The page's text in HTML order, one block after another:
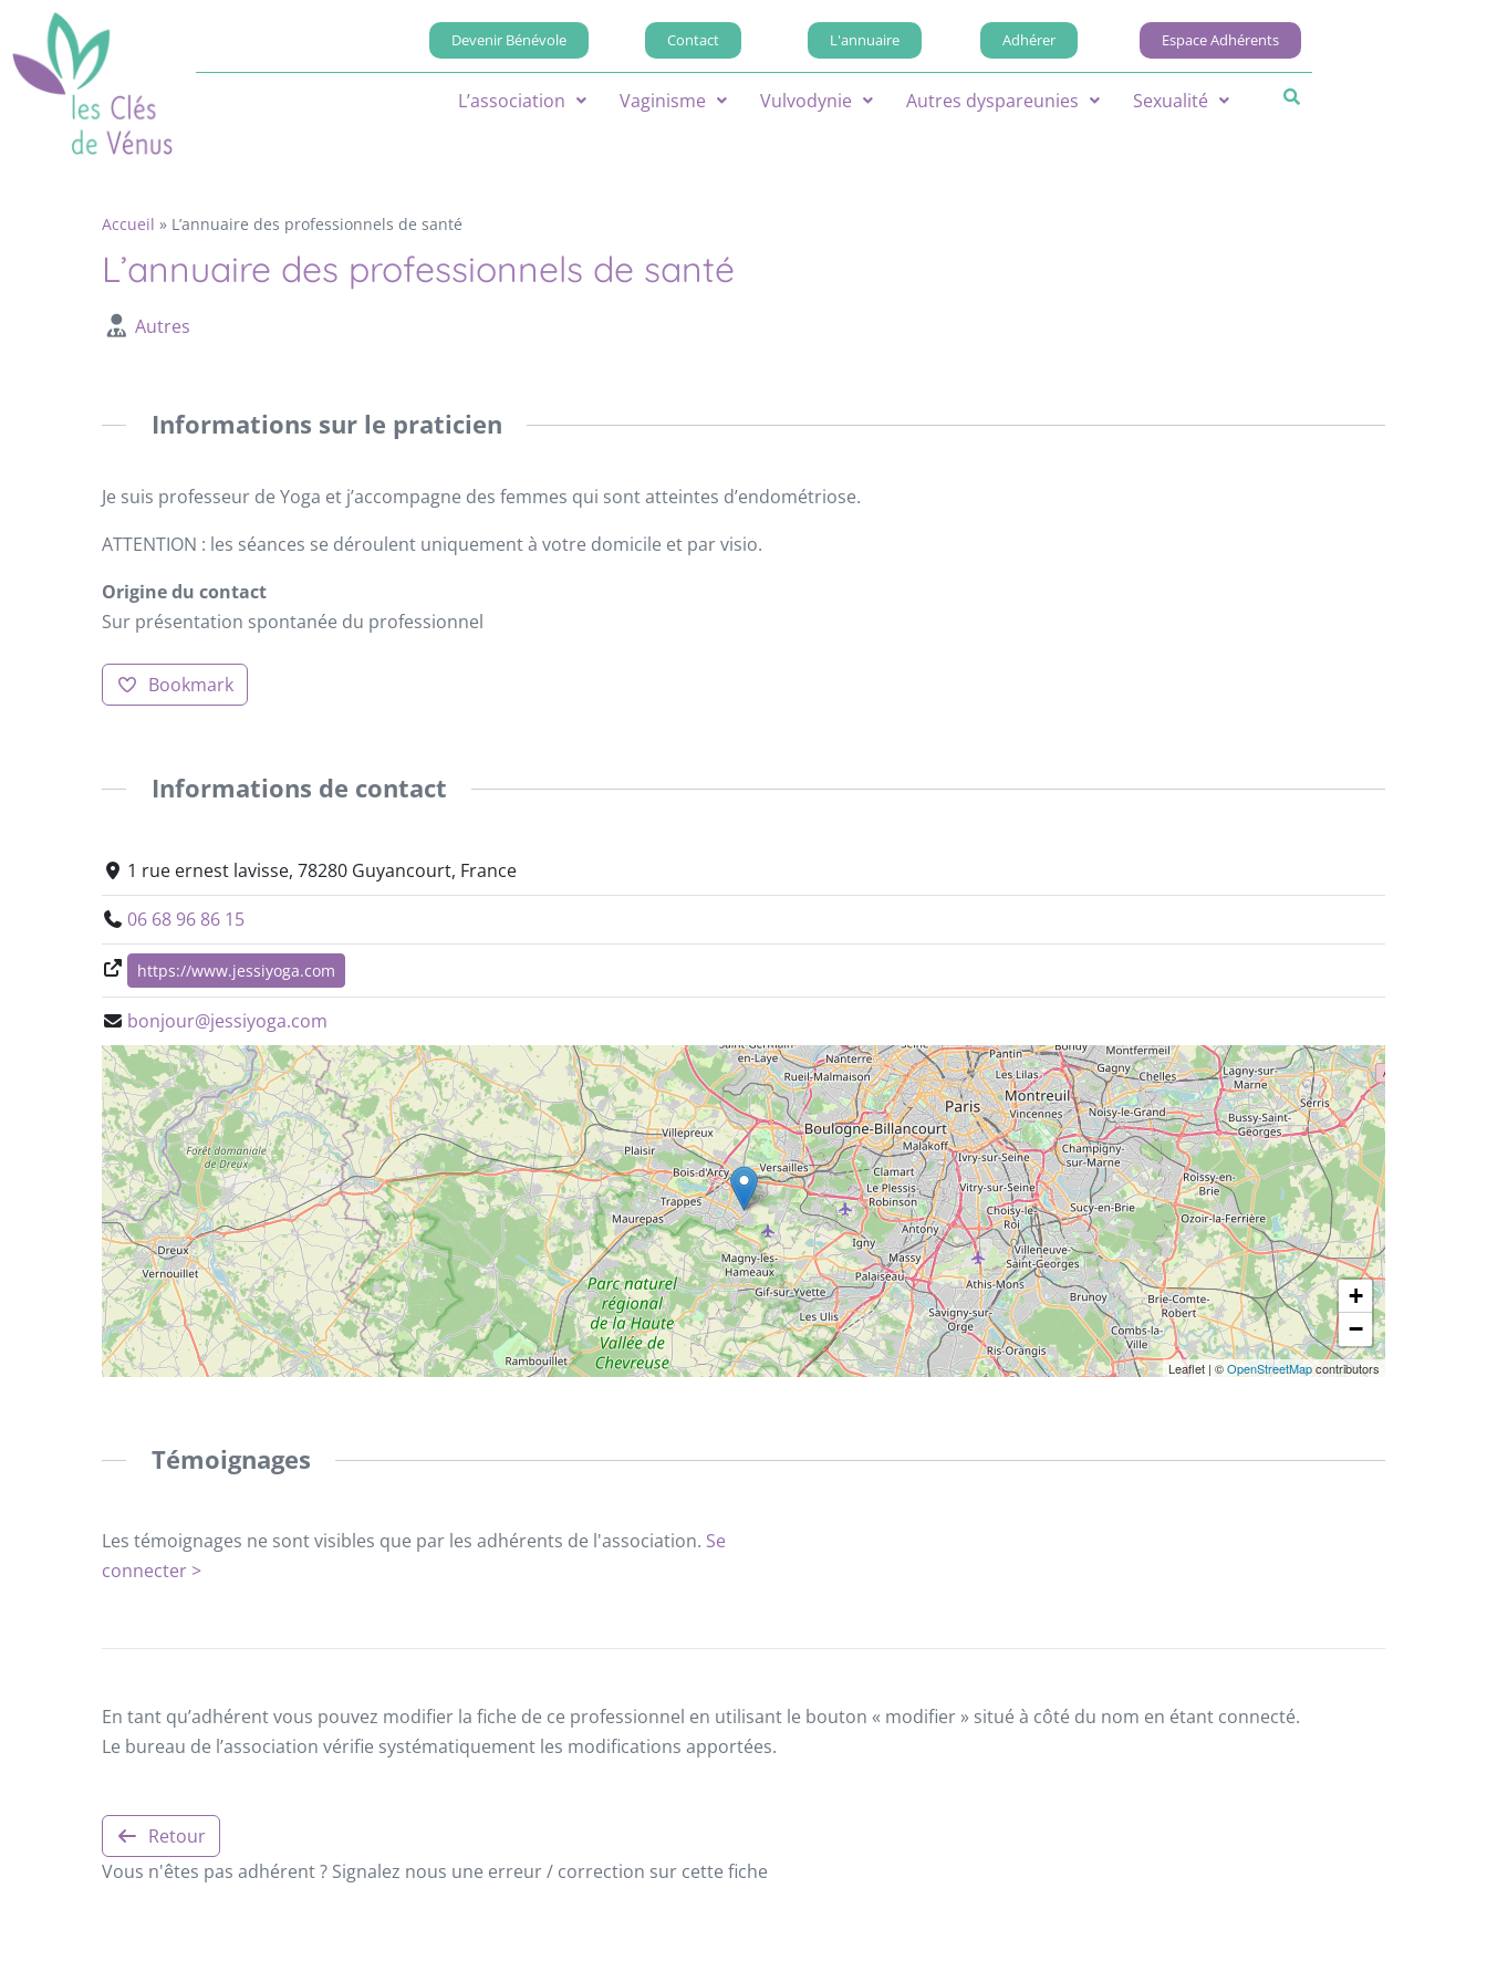
Devenir Bénévole Contact L'annuaire Adhérer Espace Adhérents
L’association Vaginisme Vulvodynie Autres dyspareunies Sexualité
Accueil » L’annuaire des professionnels de santé
L’annuaire des professionnels de santé
Autres
Informations sur le praticien
Je suis professeur de Yoga et j’accompagne des femmes qui sont atteintes d’endométriose.
ATTENTION : les séances se déroulent uniquement à votre domicile et par visio.
Origine du contact
Sur présentation spontanée du professionnel
Bookmark
Informations de contact
1 rue ernest lavisse, 78280 Guyancourt, France
06 68 96 86 15
https://www.jessiyoga.com
bonjour@jessiyoga.com
+
−
Leaflet | ©OpenStreetMapcontributors
Témoignages
Les témoignages ne sont visibles que par les adhérents de l'association. Se
connecter >
En tant qu’adhérent vous pouvez modifier la fiche de ce professionnel en utilisant le bouton « modifier » situé à côté du nom en étant connecté.
Le bureau de l’association vérifie systématiquement les modifications apportées.
Retour
Vous n'êtes pas adhérent ? Signalez nous une erreur / correction sur cette fiche